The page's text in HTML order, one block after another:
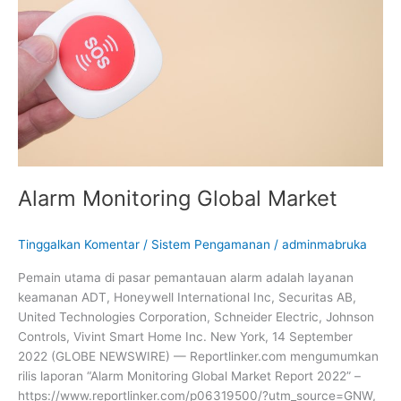
Alarm Monitoring Global Market
Tinggalkan Komentar / Sistem Pengamanan / adminmabruka
Pemain utama di pasar pemantauan alarm adalah layanan
keamanan ADT, Honeywell International Inc, Securitas AB,
United Technologies Corporation, Schneider Electric, Johnson
Controls, Vivint Smart Home Inc. New York, 14 September
2022 (GLOBE NEWSWIRE) — Reportlinker.com mengumumkan
rilis laporan “Alarm Monitoring Global Market Report 2022” –
https://www.reportlinker.com/p06319500/?utm_source=GNW,